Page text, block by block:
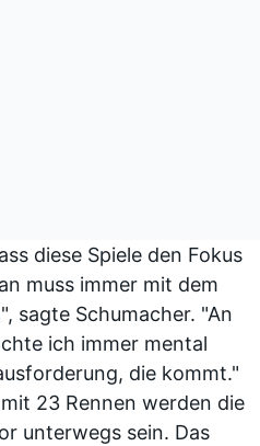
diese Spiele den Fokus
muss immer mit dem
sagte Schumacher. "An
ich immer mental
die kommt."
23 Rennen werden die
unterwegs sein. Das